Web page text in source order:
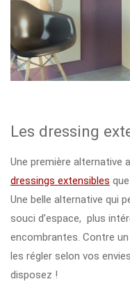
Les dressing
Une première alternative
dressings extensibles
Une belle alternative qui
souci d’espace, plus
encombrantes. Contre
les régler selon vos
disposez !